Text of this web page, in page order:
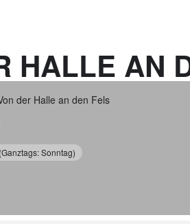
HALLE AN
der Halle an den Fels
(Ganztags: Sonntag)